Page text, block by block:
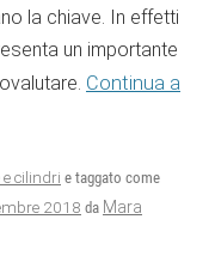
la chiave. In effetti
un importante
Continua a
cilindri e taggato come
2018 da Mara